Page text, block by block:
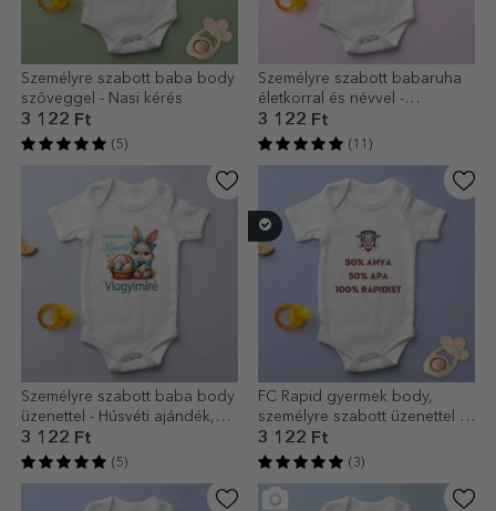
Személyre szabott baba body
szöveggel - Nasi kérés
3 122 Ft
(5)
Személyre szabott babaruha
életkorral és névvel -
Születésnap
3 122 Ft
(11)
Személyre szabott baba body
üzenettel - Húsvéti ajándék,
kisfiú
3 122 Ft
(5)
FC Rapid gyermek body,
személyre szabott üzenettel –
100% Rapidista
3 122 Ft
(3)